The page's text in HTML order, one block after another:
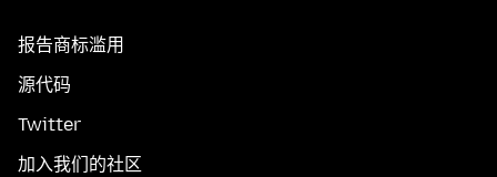
报告商标滥用
源代码
Twitter
加入我们的社区